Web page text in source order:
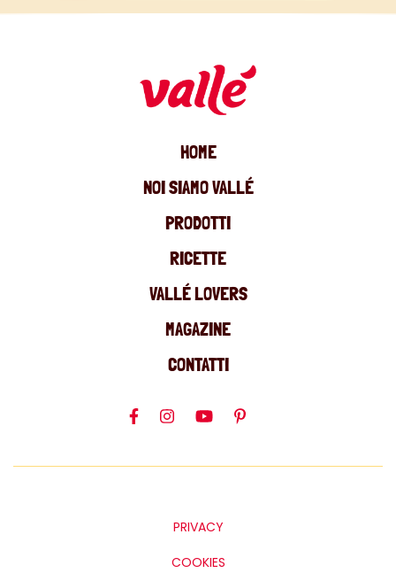
HOME
NOI SIAMO VALLÉ
PRODOTTI
RICETTE
VALLÉ LOVERS
MAGAZINE
CONTATTI
PRIVACY
COOKIES